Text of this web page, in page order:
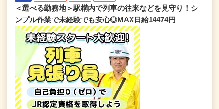
＜選べる勤務地＞駅構内で列車の往来などを見守り！シ
ンプル作業で未経験でも安心◎MAX日給14474円